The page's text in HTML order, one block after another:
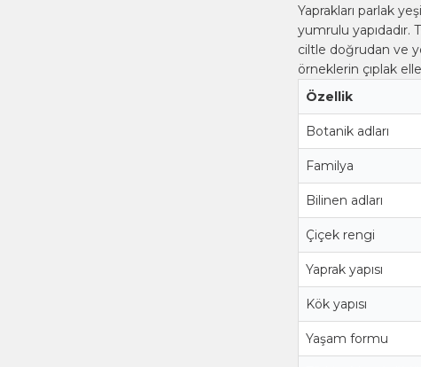
Yaprakları parlak
yumrulu yapıdadır.
ciltle doğrudan ve
örneklerin çıplak
Özellik
Botanik adları
Familya
Bilinen adları
Çiçek rengi
Yaprak yapısı
Kök yapısı
Yaşam formu